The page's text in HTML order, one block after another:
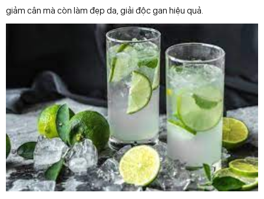
giảm cân mà còn làm đẹp da, giải độc gan hiệu quả.